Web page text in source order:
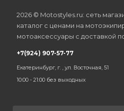
2026 © Motostyles.ru: сеть
каталог с ценами на
мотоаксессуары с доставкой
+7(924) 907-57-77
Екатеринбург, г. , ул. Восточная, 51
10:00 - 21:00 без выходных